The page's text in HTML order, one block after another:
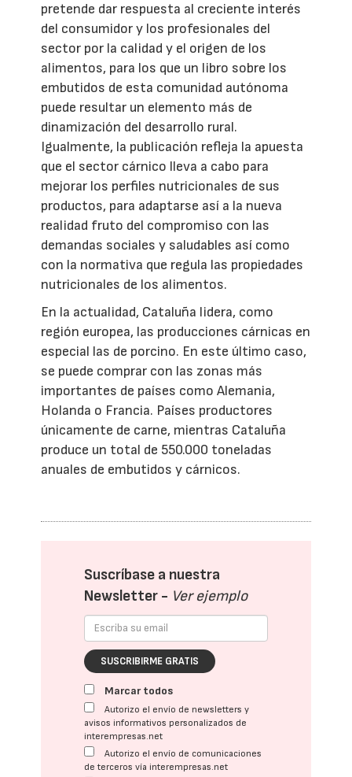
pretende dar respuesta al creciente interés
del consumidor y los profesionales del
sector por la calidad y el origen de los
alimentos, para los que un libro sobre los
embutidos de esta comunidad autónoma
puede resultar un elemento más de
dinamización del desarrollo rural.
Igualmente, la publicación refleja la apuesta
que el sector cárnico lleva a cabo para
mejorar los perfiles nutricionales de sus
productos, para adaptarse así a la nueva
realidad fruto del compromiso con las
demandas sociales y saludables así como
con la normativa que regula las propiedades
nutricionales de los alimentos.
En la actualidad, Cataluña lidera, como
región europea, las producciones cárnicas en
especial las de porcino. En este último caso,
se puede comprar con las zonas más
importantes de países como Alemania,
Holanda o Francia. Países productores
únicamente de carne, mientras Cataluña
produce un total de 550.000 toneladas
anuales de embutidos y cárnicos.
Suscríbase a nuestra
Newsletter - Ver ejemplo
SUSCRIBIRME GRATIS
Marcar todos
Autorizo el envío de newsletters y
avisos informativos personalizados de
interempresas.net
Autorizo el envío de comunicaciones
de terceros vía interempresas.net